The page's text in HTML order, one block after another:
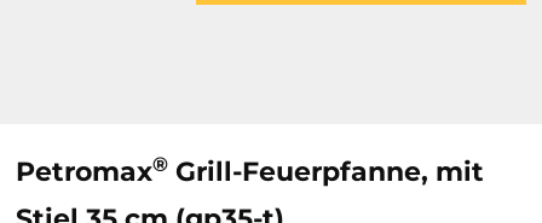
Petromax® Grill-Feuerpfanne, mit